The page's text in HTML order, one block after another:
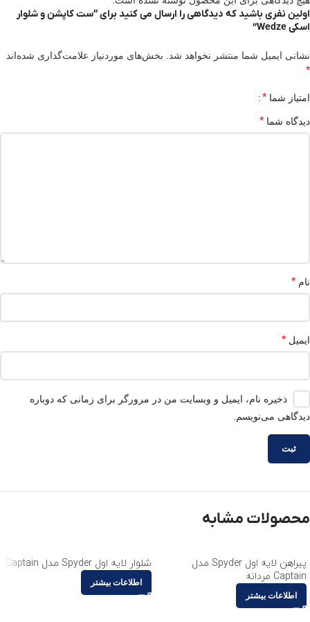
اولین نفری باشید که دیدگاهی را ارسال می کنید برای “ست کاپشن و شلوار
اسکی Wedze”
نشانی ایمیل شما منتشر نخواهد شد. بخش‌های موردنیاز علامت‌گذاری شده‌اند
*
امتیاز شما *
دیدگاه شما *
نام *
ایمیل *
ذخیره نام، ایمیل و وبسایت من در مرورگر برای زمانی که دوباره
دیدگاهی می‌نویسم.
محصولات مشابه
پیراهن لایه اول Spyder مدل
Captain مردانه
اطلاعات بیشتر
شلوار لایه اول Spyder مدل Captain
اطلاعات بیشتر